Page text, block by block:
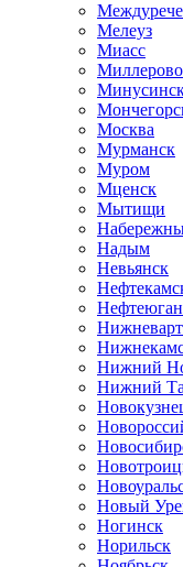
Мелеуз
Миасс
Миллерово
Москва
Мурманск
Муром
Мценск
Мытищи
Надым
Невьянск
Нижний
Нижний
Новый
Ногинск
Норильск